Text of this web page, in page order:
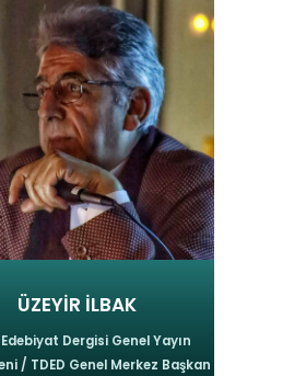
ÜZEYİR İLBAK
Dergisi Genel Yayın
/ TDED Genel Merkez Başkan